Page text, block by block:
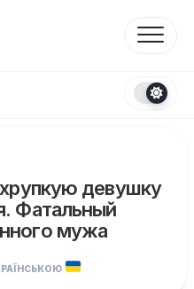
девушку
Фатальный
мужа